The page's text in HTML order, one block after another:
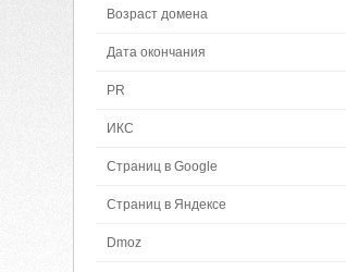
Возраст домена
Дата окончания
PR
ИКС
Страниц в Google
Страниц в Яндексе
Dmoz